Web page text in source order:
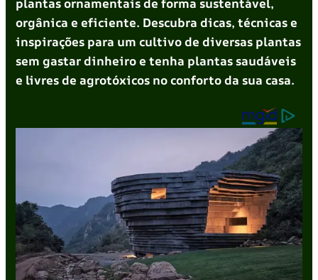
orgânica e eficiente. Descubra dicas, técnicas e
inspirações para um cultivo de diversas plantas
sem gastar dinheiro e tenha plantas saudáveis
e livres de agrotóxicos no conforto da sua casa.